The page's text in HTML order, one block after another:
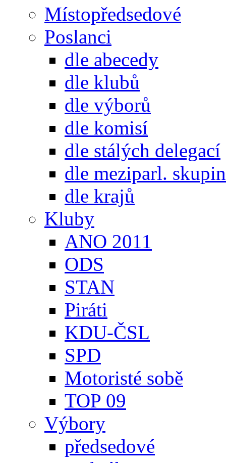
Místopředsedové
Poslanci
dle abecedy
dle klubů
dle výborů
dle komisí
dle stálých delegací
dle meziparl. skupin
dle krajů
Kluby
ANO 2011
ODS
STAN
Piráti
KDU-ČSL
SPD
Motoristé sobě
TOP 09
Výbory
předsedové